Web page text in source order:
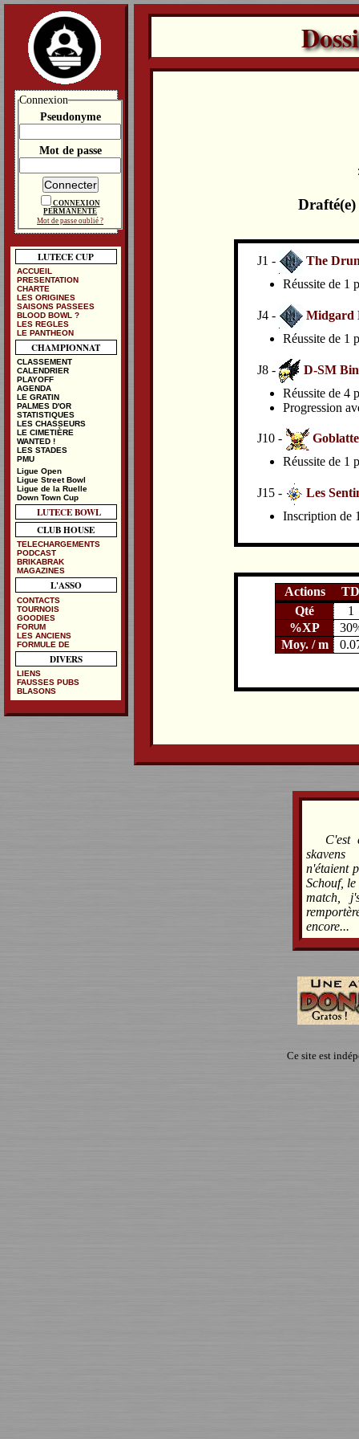
J1 -
The
Réussite de 1
J4 -
Midgard
Réussite de 1
J8 -
D-SM
Réussite de 4
Progression
J10 -
Goblatte
Réussite de 1
J15 -
Les
Inscription de
Actions
Qté
1
%XP
Moy. / m
C'est
skavens
n'étaient
Schouf,
match,
encore...
Ce site est
Connexion
Pseudonyme
Mot de passe
CONNEXION
PERMANENTE
Mot de passe oublié ?
LUTECE CUP
ACCUEIL
PRESENTATION
CHARTE
LES ORIGINES
SAISONS PASSEES
BLOOD BOWL ?
LES REGLES
LE PANTHEON
CHAMPIONNAT
CLASSEMENT
CALENDRIER
PLAYOFF
AGENDA
LE GRATIN
PALMES D'OR
STATISTIQUES
LES CHASSEURS
LE CIMETIÈRE
WANTED !
LES STADES
PMU
Ligue Open
Ligue Street Bowl
Ligue de la Ruelle
Down Town Cup
LUTECE BOWL
CLUB HOUSE
TELECHARGEMENTS
PODCAST
BRIKABRAK
MAGAZINES
L'ASSO
CONTACTS
TOURNOIS
GOODIES
FORUM
LES ANCIENS
FORMULE DE
DIVERS
LIENS
FAUSSES PUBS
BLASONS